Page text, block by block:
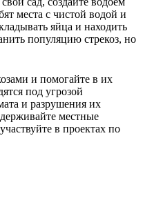
места с чистой водой и
яйца и находить
популяцию стрекоз, но
и помогайте в их
под угрозой
и разрушения их
местные
в проектах по